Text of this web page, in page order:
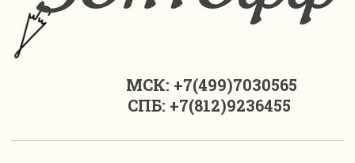
МСК: +7(499)7030565
СПБ: +7(812)9236455